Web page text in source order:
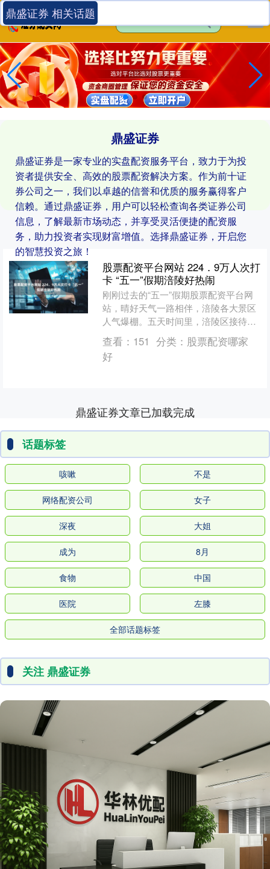
鼎盛证券
鼎盛证券是一家专业的实盘配资服务平台，致力于为投
资者提供安全、高效的股票配资解决方案。作为前十证
券公司之一，我们以卓越的信誉和优质的服务赢得客户
信赖。通过鼎盛证券，用户可以轻松查询各类证券公司
信息，了解最新市场动态，并享受灵活便捷的配资服
务，助力投资者实现财富增值。选择鼎盛证券，开启您
的智慧投资之旅！
鼎盛证券 相关话题
股票配资平台网站 224．9万人次打
卡 “五一”假期涪陵好热闹
刚刚过去的“五一”假期股票配资平台网
站，晴好天气一路相伴，涪陵各大景区
人气爆棚。五天时间里，涪陵区接待游
客224.9万人次，实现旅游总花费18.4亿
元，同比分别....
查看： 151 分类： 股票配资哪家
好
鼎盛证券文章已加载完成
话题标签
咳嗽 不是
网络配资公司 女子
深夜 大姐
成为 8月
食物 中国
医院 左膝
全部话题标签
关注 鼎盛证券